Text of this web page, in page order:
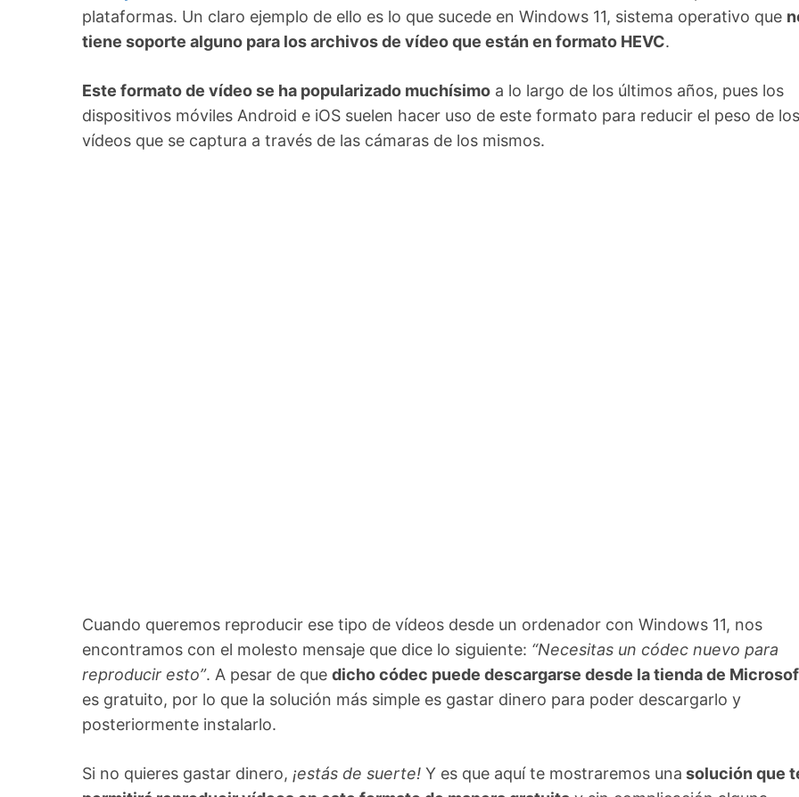
plataformas. Un claro ejemplo de ello es lo que sucede en Windows 11, sistema operativo que
tiene soporte alguno para los archivos de vídeo que están en formato HEVC.
Este formato de vídeo se ha popularizado muchísimo a lo largo de los últimos años, pues los
dispositivos móviles Android e iOS suelen hacer uso de este formato para reducir el peso de los
vídeos que se captura a través de las cámaras de los mismos.
Cuando queremos reproducir ese tipo de vídeos desde un ordenador con Windows 11, nos
encontramos con el molesto mensaje que dice lo siguiente: “Necesitas un códec nuevo para
reproducir esto”. A pesar de que dicho códec puede descargarse desde la tienda de
es gratuito, por lo que la solución más simple es gastar dinero para poder descargarlo y
posteriormente instalarlo.
Si no quieres gastar dinero, ¡estás de suerte! Y es que aquí te mostraremos una solución que